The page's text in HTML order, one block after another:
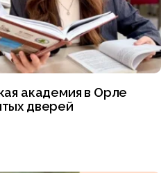
академия в Орле
дверей